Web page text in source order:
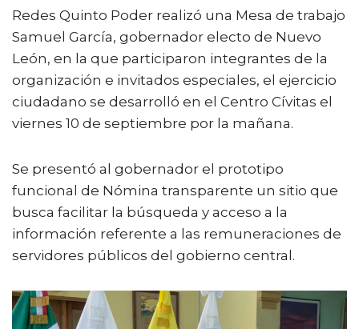
Redes Quinto Poder realizó una Mesa de trabajo
Samuel García, gobernador electo de Nuevo
León, en la que participaron integrantes de la
organización e invitados especiales, el ejercicio
ciudadano se desarrolló en el Centro Cívitas el
viernes 10 de septiembre por la mañana.
Se presentó al gobernador el prototipo
funcional de Nómina transparente un sitio que
busca facilitar la búsqueda y acceso a la
información referente a las remuneraciones de
servidores públicos del gobierno central.